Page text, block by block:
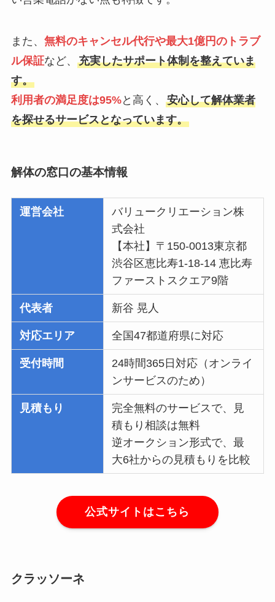
また、 無料のキャンセル代行や最大1億円のトラブ
ル保証など、 充実したサポート体制を整えていま
す。
利用者の満足度は95%と高く、 安心して解体業者
を探せるサービスとなっています。
解体の窓口の基本情報
運営会社
バリュークリエーション株
式会社
【本社】〒150-0013東京都
渋谷区恵比寿1-18-14 恵比寿
ファーストスクエア9階
代表者 新谷 晃人
対応エリア 全国47都道府県に対応
受付時間
24時間365日対応（オンライ
ンサービスのため）
見積もり
完全無料のサービスで、見
積もり相談は無料
逆オークション形式で、最
大6社からの見積もりを比較
公式サイトはこちら
クラッソーネ